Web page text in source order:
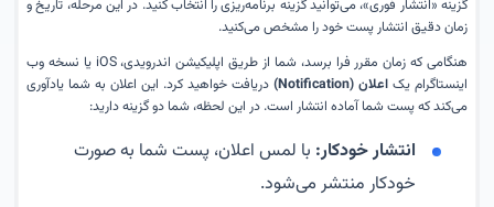
گزینه «انتشار فوری»، می‌توانید گزینه برنامه‌ریزی را انتخاب کنید. در این مرحله، تاریخ و
زمان دقیق انتشار پست خود را مشخص می‌کنید.
هنگامی که زمان مقرر فرا برسد، شما از طریق اپلیکیشن اندرویدی، iOS یا نسخه وب
اینستاگرام یک اعلان (Notification)
دریافت خواهید کرد. این اعلان به شما یادآوری
می‌کند که پست شما آماده انتشار است. در این لحظه، شما دو گزینه دارید:
انتشار خودکار: با لمس اعلان، پست شما به صورت
خودکار منتشر می‌شود.